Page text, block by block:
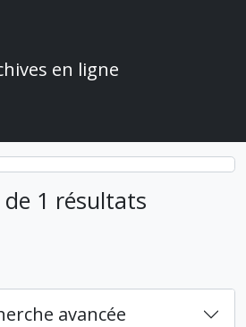
en ligne
1 résultats
avancée